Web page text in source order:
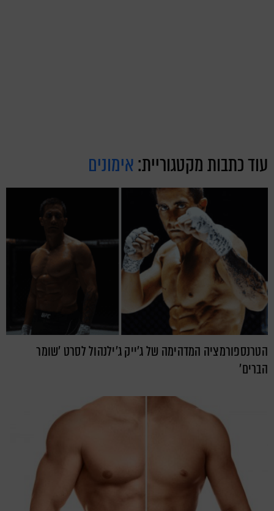
עוד כתבות מקטגוריית:אימונים
הטרנספורמציה המדהימה של ג'ייק ג'ילנהול לסרט 'שומר
הברים'